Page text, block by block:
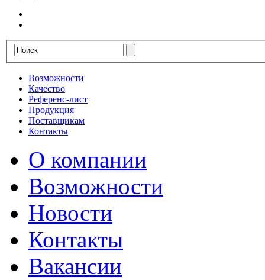
Возможности
Качество
Референс-лист
Продукция
Поставщикам
Контакты
О компании
Возможности
Новости
Контакты
Вакансии